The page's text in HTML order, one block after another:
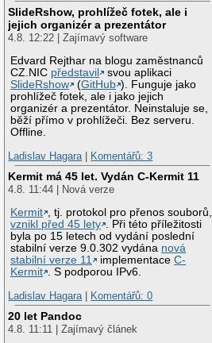
SlideRshow, prohlížeč fotek, ale i
jejich organizér a prezentátor
4.8. 12:22 | Zajímavý software
Edvard Rejthar na blogu zaměstnanců
CZ.NIC představil
svou aplikaci
SlideRshow
(GitHub ). Funguje jako
prohlížeč fotek, ale i jako jejich
organizér a prezentátor. Neinstaluje se,
běží přímo v prohlížeči. Bez serveru.
Offline.
Ladislav Hagara | Komentářů: 3
Kermit má 45 let. Vydán C-Kermit 11
4.8. 11:44 | Nová verze
Kermit , tj. protokol pro přenos souborů,
vznikl před 45 lety . Při této příležitosti
byla po 15 letech od vydání poslední
stabilní verze 9.0.302 vydána nová
stabilní verze 11
implementaceC-
Kermit . S podporou IPv6.
Ladislav Hagara | Komentářů: 0
20 let Pandoc
4.8. 11:11 | Zajímavý článek